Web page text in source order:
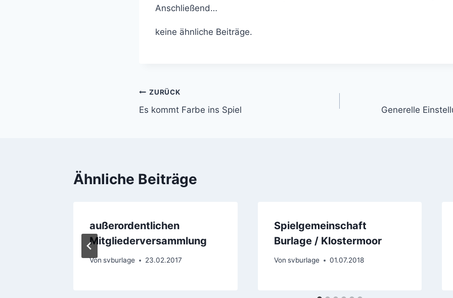
Anschließend…
keine ähnliche Beiträge.
Beitragsnavigation
ZURÜCK
Es kommt Farbe ins Spiel Generelle
Ähnliche Beiträge
außerordentlichen
Mitgliederversammlung
Von svburlage 23.02.2017
Spielgemeinschaft
Burlage / Klostermoor
Von svburlage 01.07.2018